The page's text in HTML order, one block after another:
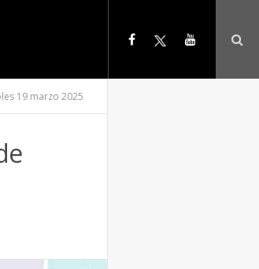
19 marzo 2025